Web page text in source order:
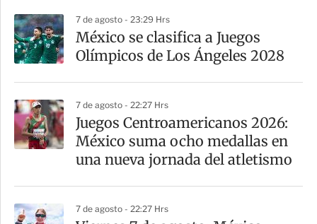
7 de agosto - 23:29 Hrs
México se clasifica a Juegos
Olímpicos de Los Ángeles 2028
7 de agosto - 22:27 Hrs
Juegos Centroamericanos 2026:
México suma ocho medallas en
una nueva jornada del atletismo
7 de agosto - 22:27 Hrs